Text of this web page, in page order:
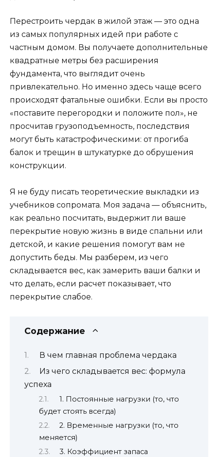
Перестроить чердак в жилой этаж — это одна
из самых популярных идей при работе с
частным домом. Вы получаете дополнительные
квадратные метры без расширения
фундамента, что выглядит очень
привлекательно. Но именно здесь чаще всего
происходят фатальные ошибки. Если вы просто
«поставите перегородки и положите пол», не
просчитав грузоподъемность, последствия
могут быть катастрофическими: от прогиба
балок и трещин в штукатурке до обрушения
конструкции.
Я не буду писать теоретические выкладки из
учебников сопромата. Моя задача — объяснить,
как реально посчитать, выдержит ли ваше
перекрытие новую жизнь в виде спальни или
детской, и какие решения помогут вам не
допустить беды. Мы разберем, из чего
складывается вес, как замерить ваши балки и
что делать, если расчет показывает, что
перекрытие слабое.
Содержание
В чем главная проблема чердака
Из чего складывается вес: формула
успеха
1. Постоянные нагрузки (то, что
будет стоять всегда)
2. Временные нагрузки (то, что
меняется)
3. Коэффициент запаса